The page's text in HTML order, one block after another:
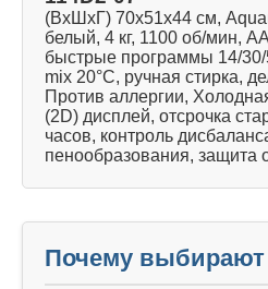
(ВхШхГ) 70х51х44 см,
белый, 4 кг, 1100 об/мин,
быстрые программы 14/
mix 20°C, ручная стирка,
Против аллергии,
(2D) дисплей, отсрочка
часов, контроль
пенообразования, защита
Почему выбирают